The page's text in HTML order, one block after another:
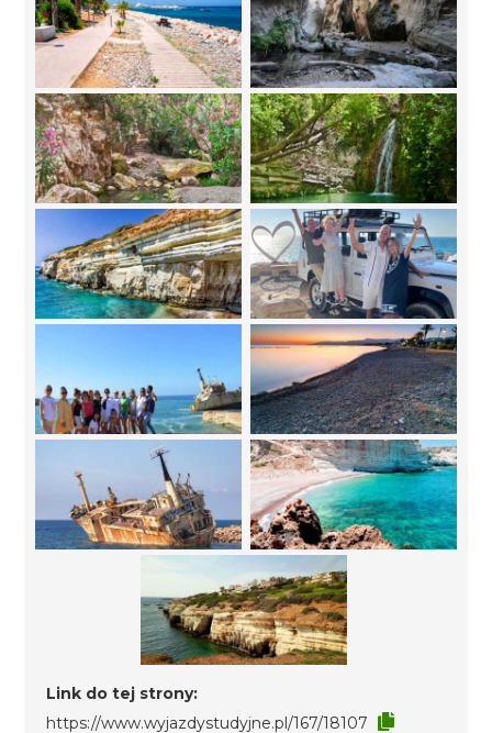
Link do tej strony:
https://www.wyjazdystudyjne.pl/167/18107